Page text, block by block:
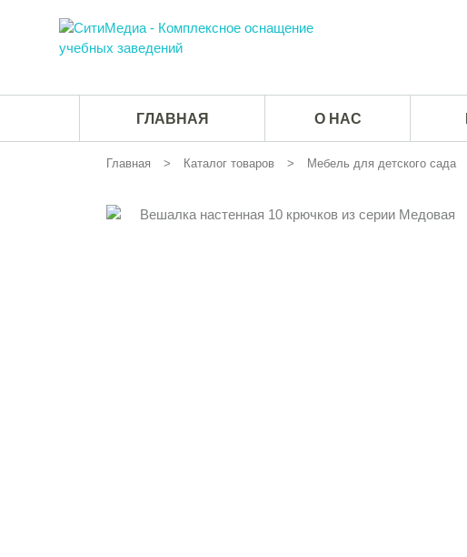
ГЛАВНАЯ О НАС
Главная Каталог товаров Мебель для детского сада